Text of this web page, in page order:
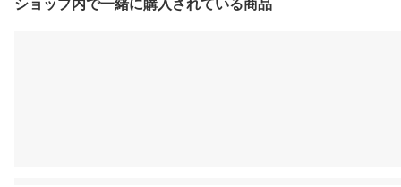
ショップ内で一緒に購入されている商品